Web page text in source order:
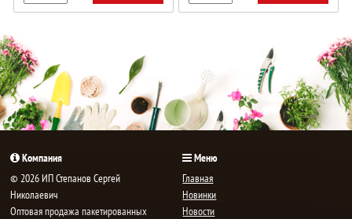
корзине!
Компания
© 2026 ИП Степанов Сергей
Николаевич
Oптовая продажа пакетированных
Меню
Главная
Новинки
Новости